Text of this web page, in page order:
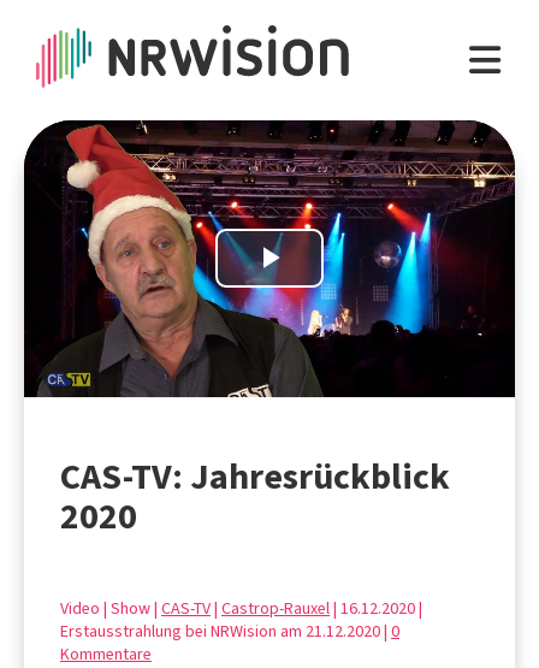
Play
Video
CAS-TV: Jahresrückblick
2020
Video | Show | CAS-TV| Castrop-Rauxel| 16.12.2020 |
Erstausstrahlung bei NRWision am 21.12.2020 | 0
Kommentare